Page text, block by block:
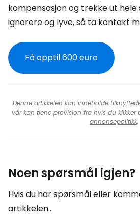
kompensasjon og trekke ut hele
ignorere og lyve, så ta kontakt
Få opptil 600 euro
Denne artikkelen kan inneholde
vår kan tjene provisjon fra hvis du klikker
annonsepolitikk.
Noen spørsmål igjen?
Hvis du har spørsmål eller
artikkelen...